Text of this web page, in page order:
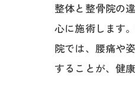
整体と整骨院の
心に施術します
院では、腰痛や
することが、健